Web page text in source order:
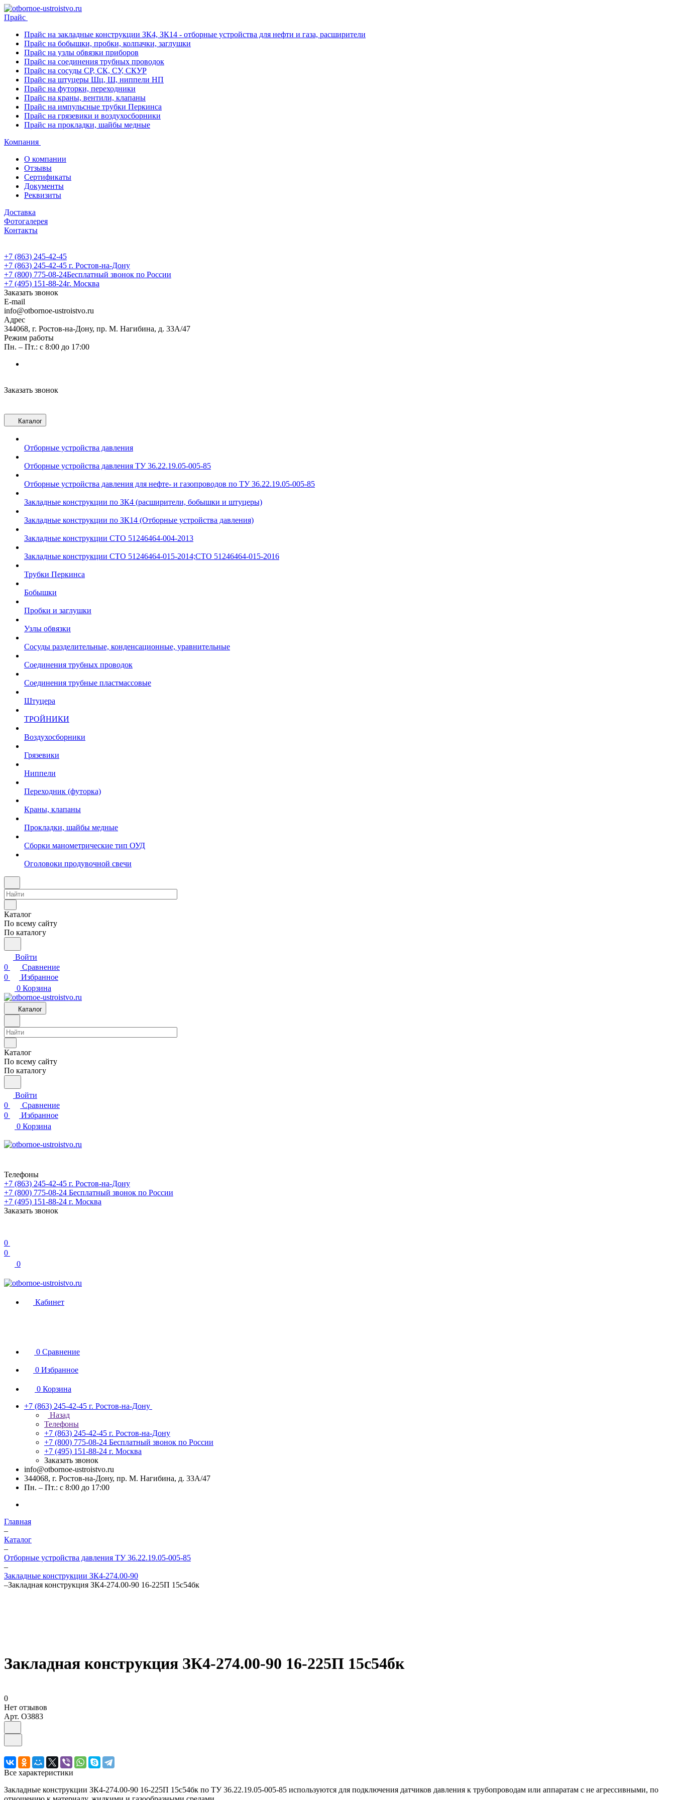
Прайс
Прайс на закладные конструкции ЗК4, ЗК14 - отборные устройства для нефти и газа, расширители
Прайс на бобышки, пробки, колпачки, заглушки
Прайс на узлы обвязки приборов
Прайс на соединения трубных проводок
Прайс на сосуды СР, СК, СУ, СКУР
Прайс на штуцеры Шц, Ш, ниппели НП
Прайс на футорки, переходники
Прайс на краны, вентили, клапаны
Прайс на импульсные трубки Перкинса
Прайс на грязевики и воздухосборники
Прайс на прокладки, шайбы медные
Компания
О компании
Отзывы
Сертификаты
Документы
Реквизиты
Доставка
Фотогалерея
Контакты
+7 (863) 245-42-45
+7 (863) 245-42-45 г. Ростов-на-Дону
+7 (800) 775-08-24Бесплатный звонок по России
+7 (495) 151-88-24г. Москва
Заказать звонок
E-mail
info@otbornoe-ustroistvo.ru
Адрес
344068, г. Ростов-на-Дону, пр. М. Нагибина, д. 33А/47
Режим работы
Пн. – Пт.: с 8:00 до 17:00
Заказать звонок
Каталог
Отборные устройства давления
Отборные устройства давления ТУ 36.22.19.05-005-85
Отборные устройства давления для нефте- и газопроводов по ТУ 36.22.19.05-005-85
Закладные конструкции по ЗК4 (расширители, бобышки и штуцеры)
Закладные конструкции по ЗК14 (Отборные устройства давления)
Закладные конструкции СТО 51246464-004-2013
Закладные конструкции СТО 51246464-015-2014;СТО 51246464-015-2016
Трубки Перкинса
Бобышки
Пробки и заглушки
Узлы обвязки
Сосуды разделительные, конденсационные, уравнительные
Соединения трубных проводок
Соединения трубные пластмассовые
Штуцера
ТРОЙНИКИ
Воздухосборники
Грязевики
Ниппели
Переходник (футорка)
Краны, клапаны
Прокладки, шайбы медные
Сборки манометрические тип ОУД
Оголовоки продувочной свечи
Каталог
По всему сайту
По каталогу
Войти
0
Сравнение
0
Избранное
0 Корзина
Каталог
Каталог
По всему сайту
По каталогу
Войти
0
Сравнение
0
Избранное
0 Корзина
Телефоны
+7 (863) 245-42-45 г. Ростов-на-Дону
+7 (800) 775-08-24 Бесплатный звонок по России
+7 (495) 151-88-24 г. Москва
Заказать звонок
0
0
0
Кабинет
0 Сравнение
0 Избранное
0 Корзина
+7 (863) 245-42-45 г. Ростов-на-Дону
Назад
Телефоны
+7 (863) 245-42-45 г. Ростов-на-Дону
+7 (800) 775-08-24 Бесплатный звонок по России
+7 (495) 151-88-24 г. Москва
Заказать звонок
info@otbornoe-ustroistvo.ru
344068, г. Ростов-на-Дону, пр. М. Нагибина, д. 33А/47
Пн. – Пт.: с 8:00 до 17:00
Главная
–
Каталог
–
Отборные устройства давления ТУ 36.22.19.05-005-85
–
Закладные конструкции ЗК4-274.00-90
–Закладная конструкция ЗК4-274.00-90 16-225П 15с54бк
Закладная конструкция ЗК4-274.00-90 16-225П 15с54бк
0
Нет отзывов
Арт. O3883
Все характеристики
Закладные конструкции ЗК4-274.00-90 16-225П 15с54бк по ТУ 36.22.19.05-005-85 используются для подключения датчиков давления к трубопроводам или аппаратам с не агрессивными, по